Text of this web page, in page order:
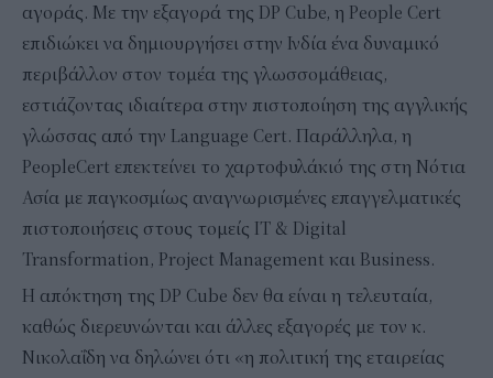
αγοράς. Με την εξαγορά της DP Cube, η People Cert
επιδιώκει να δημιουργήσει στην Ινδία ένα δυναμικό
περιβάλλον στον τομέα της γλωσσομάθειας,
εστιάζοντας ιδιαίτερα στην πιστοποίηση της αγγλικής
γλώσσας από την Language Cert. Παράλληλα, η
PeopleCert επεκτείνει το χαρτοφυλάκιό της στη Νότια
Ασία με παγκοσμίως αναγνωρισμένες επαγγελματικές
πιστοποιήσεις στους τομείς IT & Digital
Transformation, Project Management και Business.
Η απόκτηση της DP Cube δεν θα είναι η τελευταία,
καθώς διερευνώνται και άλλες εξαγορές με τον κ.
Νικολαΐδη να δηλώνει ότι «η πολιτική της εταιρείας